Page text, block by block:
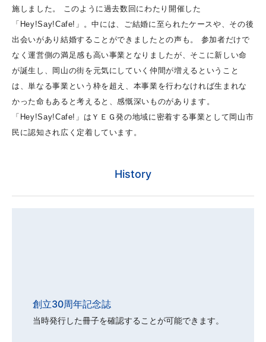
施しました。 このように過去数回にわたり開催した
「Hey!Say!Cafe!」。中には、ご結婚に至られたケースや、その後
出会いがあり結婚することができましたとの声も。 参加者だけで
なく運営側の満足感も高い事業となりましたが、そこに新しい命
が誕生し、岡山の街を元気にしていく仲間が増えるということ
は、単なる事業という枠を超え、本事業を行わなければ生まれな
かった命もあると考えると、感慨深いものがあります。
「Hey!Say!Cafe!」はＹＥＧ発の地域に密着する事業として岡山市
民に認知され広く定着しています。
History
創立30周年記念誌
当時発行した冊子を確認することが可能できます。